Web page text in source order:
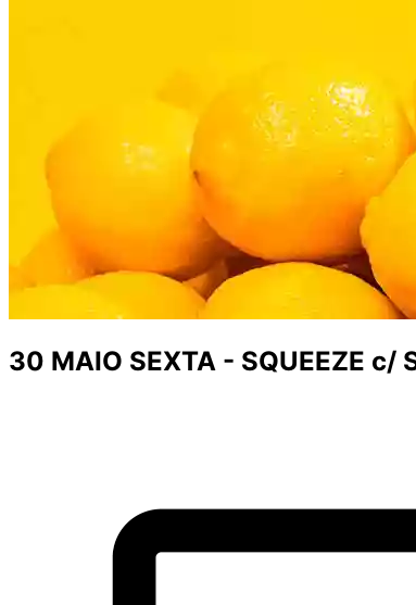
30 MAIO SEXTA - SQUEEZE c/